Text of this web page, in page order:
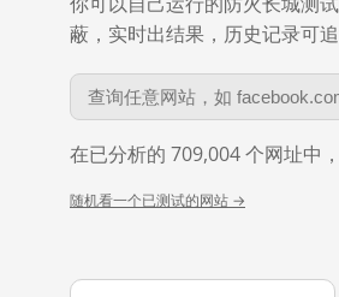
蔽，实时出结果，历史记录可追
在已分析的 709,004 个网址中
随机看一个已测试的网站 →